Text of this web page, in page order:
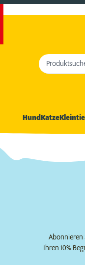
HundKatze
Abonnieren
Ihren 10%